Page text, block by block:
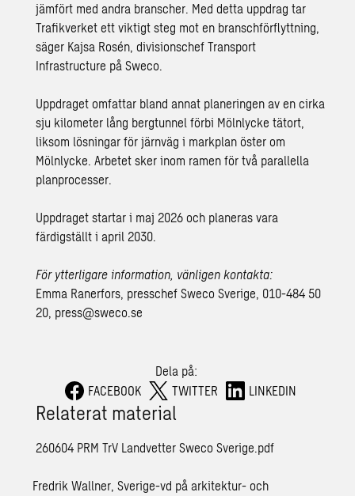
jämfört med andra branscher. Med detta uppdrag tar
Trafikverket ett viktigt steg mot en branschförflyttning,
säger Kajsa Rosén, divisionschef Transport
Infrastructure på Sweco.
Uppdraget omfattar bland annat planeringen av en cirka
sju kilometer lång bergtunnel förbi Mölnlycke tätort,
liksom lösningar för järnväg i markplan öster om
Mölnlycke. Arbetet sker inom ramen för två parallella
planprocesser.
Uppdraget startar i maj 2026 och planeras vara
färdigställt i april 2030.
För ytterligare information, vänligen kontakta:
Emma Ranerfors, presschef Sweco Sverige, 010-484 50
20, press@sweco.se
Dela på:
FACEBOOK
TWITTER LINKEDIN
Relaterat material
260604 PRM TrV Landvetter Sweco Sverige.pdf
Fredrik Wallner, Sverige-vd på arkitektur- och